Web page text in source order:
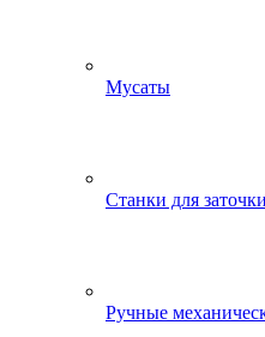
Мусаты
Станки для
Ручные